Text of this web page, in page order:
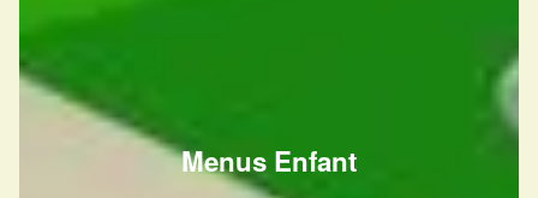
Menus Enfant